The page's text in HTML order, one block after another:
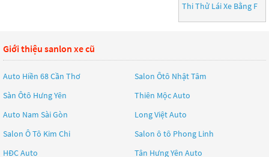
Thi Thử Lái Xe Bằng F
Giới thiệu sanlon xe cũ
Auto Hiền 68 Cần Thơ
Salon Ôtô Nhật Tâm
Sàn Ôtô Hưng Yên
Thiên Mộc Auto
Auto Nam Sài Gòn
Long Việt Auto
Salon Ô Tô Kim Chi
Salon ô tô Phong Linh
HĐC Auto
Tân Hưng Yên Auto